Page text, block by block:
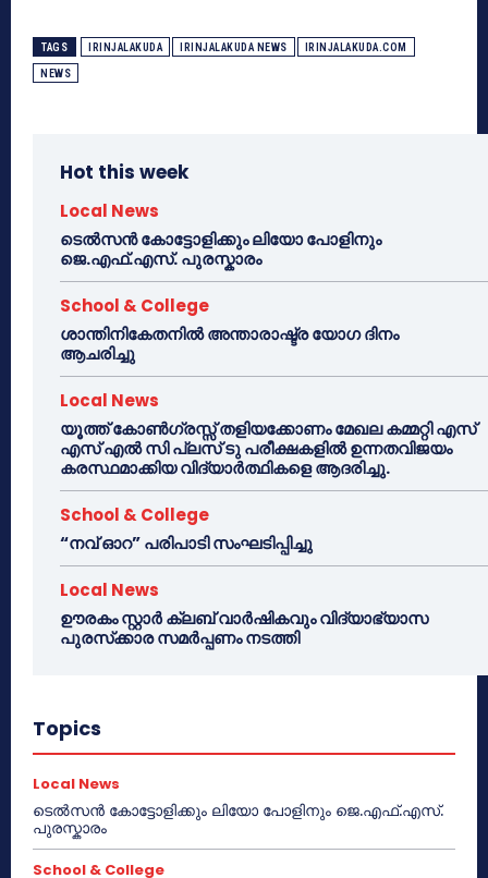
TAGS IRINJALAKUDA IRINJALAKUDA NEWS IRINJALAKUDA.COM
NEWS
Hot this week
Local News
ടെൽസൻ കോട്ടോളിക്കും ലിയോ പോളിനും
ജെ.എഫ്.എസ്. പുരസ്കാരം
School & College
ശാന്തിനികേതനിൽ അന്താരാഷ്ട്ര യോഗ ദിനം
ആചരിച്ചു
Local News
യൂത്ത് കോൺഗ്രസ്സ് തളിയക്കോണം മേഖല കമ്മറ്റി എസ്
എസ് എൽ സി പ്ലസ് ടു പരീക്ഷകളിൽ ഉന്നതവിജയം
കരസ്ഥമാക്കിയ വിദ്യാർത്ഥികളെ ആദരിച്ചു.
School & College
“നവ് ഓറ” പരിപാടി സംഘടിപ്പിച്ചു
Local News
ഊരകം സ്റ്റാർ ക്ലബ് വാർഷികവും വിദ്യാഭ്യാസ
പുരസ്‌ക്കാര സമർപ്പണം നടത്തി
Topics
Local News
ടെൽസൻ കോട്ടോളിക്കും ലിയോ പോളിനും ജെ.എഫ്.എസ്.
പുരസ്കാരം
School & College